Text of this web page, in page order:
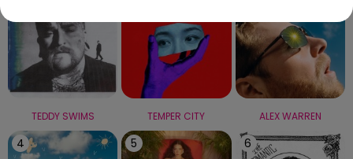
TEDDY SWIMS TEMPER CITY ALEX WARREN
4 5 6